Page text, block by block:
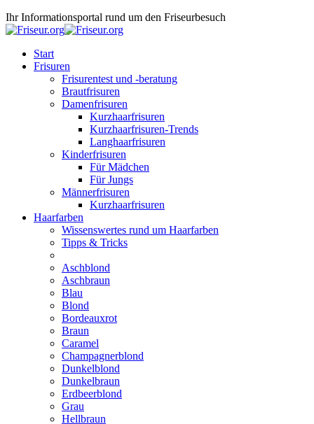
Ihr Informationsportal rund um den Friseurbesuch
Start
Frisuren
Frisurentest und -beratung
Brautfrisuren
Damenfrisuren
Kurzhaarfrisuren
Kurzhaarfrisuren-Trends
Langhaarfrisuren
Kinderfrisuren
Für Mädchen
Für Jungs
Männerfrisuren
Kurzhaarfrisuren
Haarfarben
Wissenswertes rund um Haarfarben
Tipps & Tricks
Aschblond
Aschbraun
Blau
Blond
Bordeauxrot
Braun
Caramel
Champagnerblond
Dunkelblond
Dunkelbraun
Erdbeerblond
Grau
Hellbraun